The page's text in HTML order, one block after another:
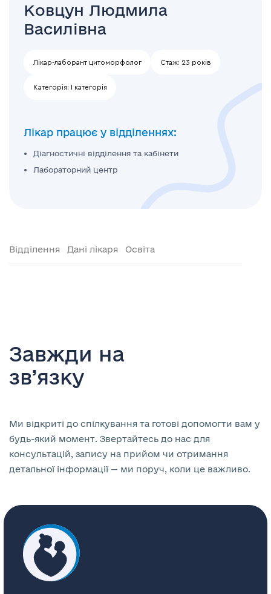
Ковцун Людмила
Василівна
Лікар-лаборант цитоморфолог Стаж: 23 років
Категорія: І категорія
Лікар працює у відділеннях:
Діагностичні відділення та кабінети
Лабораторний центр
Відділення Дані лікаря Освіта
Завжди на
зв’язку
Ми відкриті до спілкування та готові допомогти вам у
будь-який момент. Звертайтесь до нас для
консультацій, запису на прийом чи отримання
детальної інформації — ми поруч, коли це важливо.